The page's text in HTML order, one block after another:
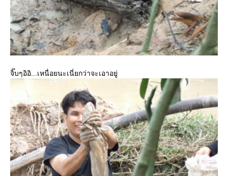
จิ๊บๆอิอิ...เหนื่อยนะเนี่ยกว่าจะเอาอยู่